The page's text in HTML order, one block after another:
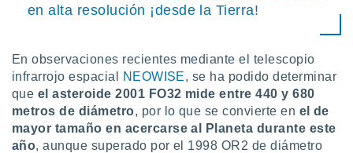
aunque
Puedes
acceder a
web a
abono
en alta resolución ¡desde la Tierra!
En observaciones recientes mediante el telescopio
infrarrojo espacial
NEOWISE, se ha podido determinar
que el asteroide 2001 FO32 mide entre 440 y 680
metros de diámetro, por lo que se convierte en el de
mayor tamaño en acercarse al Planeta durante este
año, aunque superado por el 1998 OR2 de diámetro